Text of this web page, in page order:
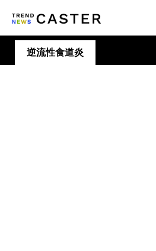
逆流性食道炎